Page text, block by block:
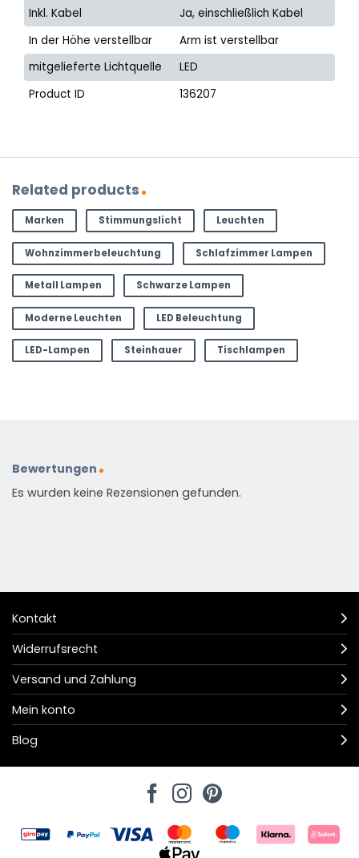
Inkl. Kabel
Ja, einschließlich Kabel
In der Höhe verstellbar
Arm ist verstellbar
mitgelieferte Lichtquelle
LED
Product ID
136207
Related products
Marken Stimmungslicht Leuchten
Wohnzimmerbeleuchtung Schlafzimmer Lampen
Metall Lampen Schwarze Lampen
Moderne Leuchten LED Beleuchtung
LED-Lampen Steinhauer Tischlampen
Bewertungen
Es wurden keine Rezensionen gefunden.
Kontakt
Widerrufsrecht
Versand und Zahlung
Mein konto
Blog